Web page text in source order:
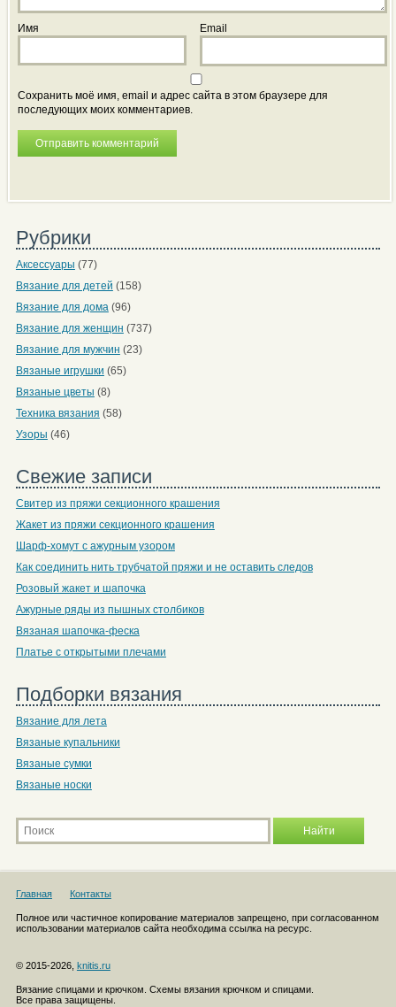
Имя Email
Сохранить моё имя, email и адрес сайта в этом браузере для
последующих моих комментариев.
Рубрики
Аксессуары (77)
Вязание для детей (158)
Вязание для дома (96)
Вязание для женщин (737)
Вязание для мужчин (23)
Вязаные игрушки (65)
Вязаные цветы (8)
Техника вязания (58)
Узоры (46)
Свежие записи
Свитер из пряжи секционного крашения
Жакет из пряжи секционного крашения
Шарф-хомут с ажурным узором
Как соединить нить трубчатой пряжи и не оставить следов
Розовый жакет и шапочка
Ажурные ряды из пышных столбиков
Вязаная шапочка-феска
Платье с открытыми плечами
Подборки вязания
Вязание для лета
Вязаные купальники
Вязаные сумки
Вязаные носки
Главная Контакты
Полное или частичное копирование материалов запрещено, при согласованном
использовании материалов сайта необходима ссылка на ресурс.
© 2015-2026, knitis.ru
Вязание спицами и крючком. Схемы вязания крючком и спицами.
Все права защищены.